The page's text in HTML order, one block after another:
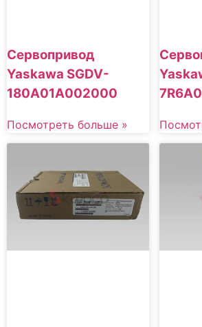
Сервопривод
Yaskawa SGDV-
180A01A002000
Посмотреть больше »